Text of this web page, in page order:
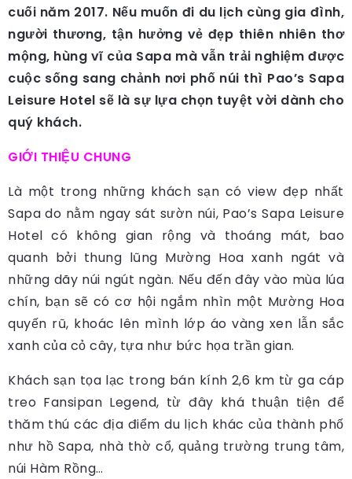
cuối năm 2017. Nếu muốn đi du lịch cùng gia đình,
người thương, tận hưởng vẻ đẹp thiên nhiên thơ
mộng, hùng vĩ của Sapa mà vẫn trải nghiệm được
cuộc sống sang chảnh nơi phố núi thì Pao’s Sapa
Leisure Hotel sẽ là sự lựa chọn tuyệt vời dành cho
quý khách.
GIỚI THIỆU CHUNG
Là một trong những khách sạn có view đẹp nhất
Sapa do nằm ngay sát sườn núi, Pao’s Sapa Leisure
Hotel có không gian rộng và thoáng mát, bao
quanh bởi thung lũng Mường Hoa xanh ngát và
những dãy núi ngút ngàn. Nếu đến đây vào mùa lúa
chín, bạn sẽ có cơ hội ngắm nhìn một Mường Hoa
quyến rũ, khoác lên mình lớp áo vàng xen lẫn sắc
xanh của cỏ cây, tựa như bức họa trần gian.
Khách sạn tọa lạc trong bán kính 2,6 km từ ga cáp
treo Fansipan Legend, từ đây khá thuận tiện để
thăm thú các địa điểm du lịch khác của thành phố
như hồ Sapa, nhà thờ cổ, quảng trường trung tâm,
núi Hàm Rồng…